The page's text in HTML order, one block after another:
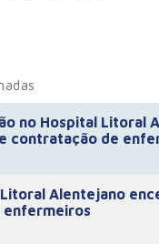
no Hospital Litoral
contratação de
Alentejano